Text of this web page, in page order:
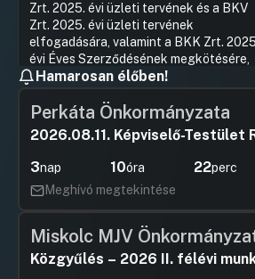
Zrt. 2025. évi üzleti tervének és a BKV
Zrt. 2025. évi üzleti tervének
elfogadására, valamint a BKK Zrt.
évi Éves Szerződésének megkötésére,
Javaslat a Budapest Közút Zrt.-vel
kötött Feladat-ellátásról és
közszolgáltatásról szóló
Keretmegállapodás 2025. évi éves
szerződésének és 2025. évi üzleti
tervének elfogadására, az M3
metróvonal rekonstrukciója
megvalósításához szükséges mérnöki
tevékenység forrásának biztosítására
irányuló Megállapodás módosításának
megkötésére, valamint a
és közszolgáltatási feladatok 2024.
Hamarosan élőben!
Perkáta Önkormányzata
2026.08.11. Képviselő-Testület
3nap 10óra 22perc
Meghívó megtekintése
Miskolc MJV
Közgyűlés – 2026 II. félévi